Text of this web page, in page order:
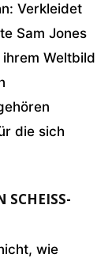
Verkleidet
Sam Jones
Weltbild
die sich
P
wie